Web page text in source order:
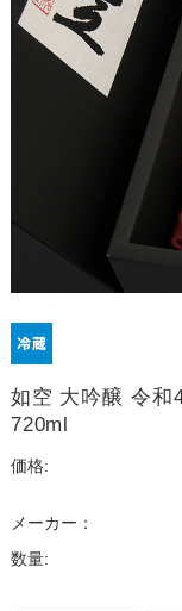
如空 大吟醸 令和
720ml
価格:
メーカー：
数量: